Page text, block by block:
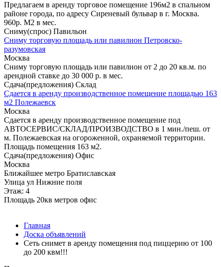
Предлагаем в аренду торговое помещение 196м2 в спальном
районе города, по адресу Сиреневый бульвар в г. Москва.
960р. М2 в мес.
Сниму(спрос) Павильон
Сниму торговую площадь или павилион Петровско-
разумовская
Москва
Сниму торговую площадь или павилион от 2 до 20 кв.м. по
арендной ставке до 30 000 р. в мес.
Сдача(предложения) Склад
Сдается в аренду производственное помещение площадью 163
м2 Полежаевск
Москва
Сдается в аренду производственное помещение под
АВТОСЕРВИС/СКЛАД/ПРОИЗВОДСТВО в 1 мин./пеш. от
м. Полежаевская на огороженной, охраняемой территории.
Площадь помещения 163 м2.
Сдача(предложения) Офис
Москва
Ближайшее метро Братиславская
Улица ул Нижние поля
Этаж: 4
Площадь 20кв метров офис
Главная
Доска объявлений
Сеть снимет в аренду помещения под пиццерию от 100
до 200 квм!!!